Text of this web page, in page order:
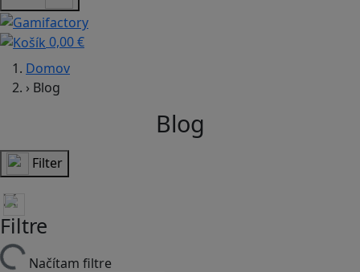
0,00 €
Domov
› Blog
Blog
Filter
Filtre
Načítam filtre